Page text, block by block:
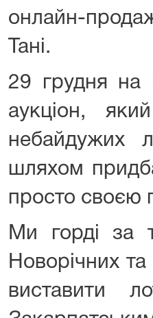
онлайн-
Тані.
29 грудня на
аукціон,
небайдужих
шляхом
просто своєю
Ми горді за
Новорічних
виставити